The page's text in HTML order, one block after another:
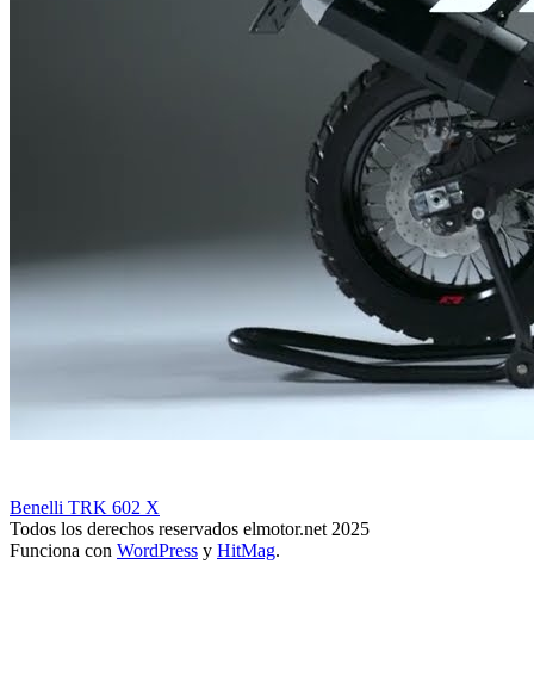
Benelli TRK 602 X
Todos los derechos reservados elmotor.net 2025
Funciona con WordPress y HitMag.